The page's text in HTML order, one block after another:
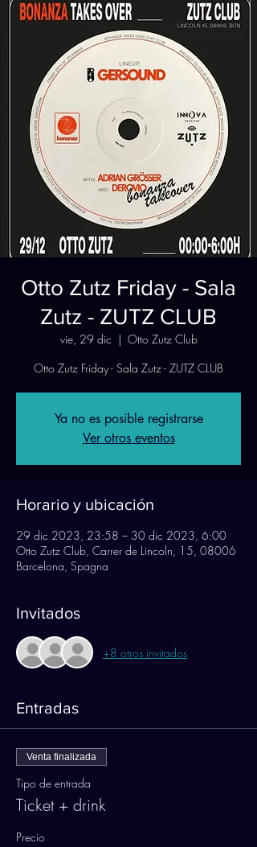
Otto Zutz Friday - Sala
Zutz - ZUTZ CLUB
vie, 29 dic
  |
Otto Zutz Club
Otto Zutz Friday - Sala Zutz - ZUTZ CLUB
Ya no es posible registrarse
Ver otros eventos
Horario y ubicación
29 dic 2023, 23:58 – 30 dic 2023, 6:00
Otto Zutz Club, Carrer de Lincoln, 15, 08006
Barcelona, Spagna
Invitados
+8 otros invitados
Entradas
Venta finalizada
Tipo de entrada
Ticket + drink
Precio